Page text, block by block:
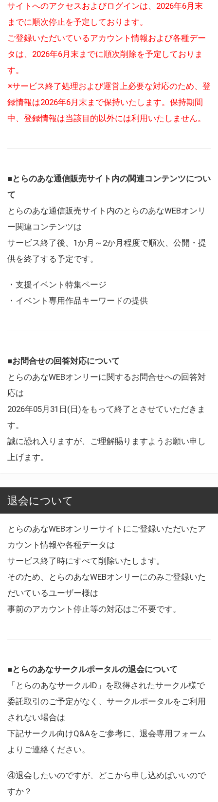
サイトへのアクセスおよびログインは、2026年6月末
までに順次停止を予定しております。
ご登録いただいているアカウント情報および各種デー
タは、2026年6月末までに順次削除を予定しておりま
す。
※サービス終了処理および運営上必要な対応のため、登
録情報は2026年6月末まで保持いたします。保持期間
中、登録情報は当該目的以外には利用いたしません。
■とらのあな通信販売サイト内の関連コンテンツについ
て
とらのあな通信販売サイト内のとらのあなWEBオンリ
ー関連コンテンツは
サービス終了後、1か月～2か月程度で順次、公開・提
供を終了する予定です。
・支援イベント特集ページ
・イベント専用作品キーワードの提供
■お問合せの回答対応について
とらのあなWEBオンリーに関するお問合せへの回答対
応は
2026年05月31日(日)をもって終了とさせていただきま
す。
誠に恐れ入りますが、ご理解賜りますようお願い申し
上げます。
退会について
とらのあなWEBオンリーサイトにご登録いただいたア
カウント情報や各種データは
サービス終了時にすべて削除いたします。
そのため、とらのあなWEBオンリーにのみご登録いた
だいているユーザー様は
事前のアカウント停止等の対応はご不要です。
■とらのあなサークルポータルの退会について
「とらのあなサークルID」を取得されたサークル様で
委託取引のご予定がなく、サークルポータルをご利用
されない場合は
下記サークル向けQ&Aをご参考に、退会専用フォーム
よりご連絡ください。
④退会したいのですが、どこから申し込めばいいので
すか？